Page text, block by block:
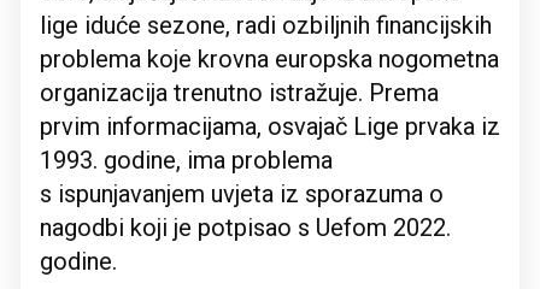
lige iduće sezone, radi ozbiljnih financijskih
problema koje krovna europska nogometna
organizacija trenutno istražuje. Prema
prvim informacijama, osvajač Lige prvaka iz
1993. godine, ima problema
s ispunjavanjem uvjeta iz sporazuma o
nagodbi koji je potpisao s Uefom 2022.
godine.